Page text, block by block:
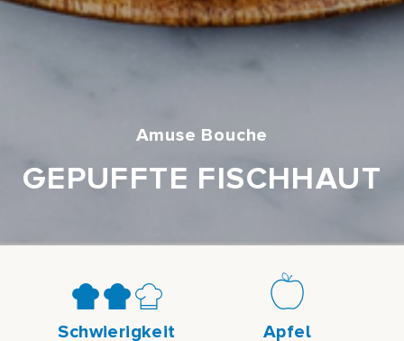
Amuse Bouche
GEPUFFTE FISCHHAUT
Schwierigkeit Apfel